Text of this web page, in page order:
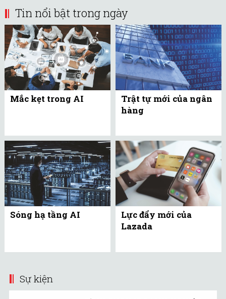
Tin nổi bật trong ngày
Mắc kẹt trong AI
Trật tự mới của ngân
hàng
Sóng hạ tầng AI
Lực đẩy mới của
Lazada
Sự kiện